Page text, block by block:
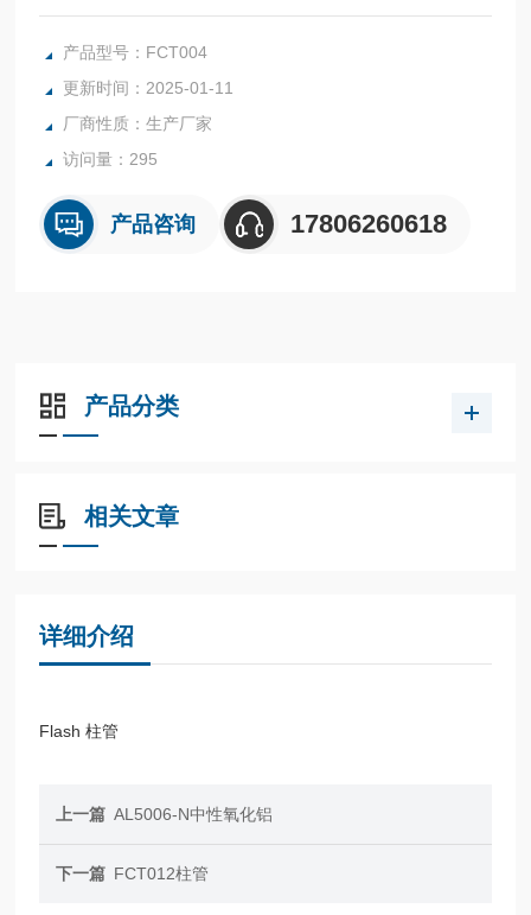
产品型号：FCT004
更新时间：2025-01-11
厂商性质：生产厂家
访问量：295
产品咨询 17806260618
产品分类
相关文章
详细介绍
Flash 柱管
上一篇 AL5006-N中性氧化铝
下一篇 FCT012柱管